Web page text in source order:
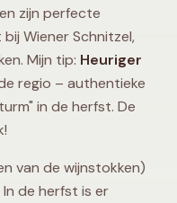
zijn perfecte
Wiener Schnitzel,
Mijn tip: Heuriger
regio – authentieke
in de herfst. De
van de wijnstokken)
de herfst is er